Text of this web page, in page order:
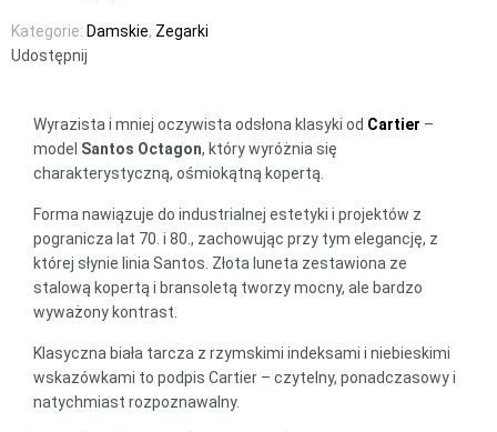
Kategorie: Damskie, Zegarki
Udostępnij
Wyrazista i mniej oczywista odsłona klasyki od Cartier –
model Santos Octagon, który wyróżnia się
charakterystyczną, ośmiokątną kopertą.
Forma nawiązuje do industrialnej estetyki i projektów z
pogranicza lat 70. i 80., zachowując przy tym elegancję, z
której słynie linia Santos. Złota luneta zestawiona ze
stalową kopertą i bransoletą tworzy mocny, ale bardzo
wyważony kontrast.
Klasyczna biała tarcza z rzymskimi indeksami i niebieskimi
wskazówkami to podpis Cartier – czytelny, ponadczasowy i
natychmiast rozpoznawalny.